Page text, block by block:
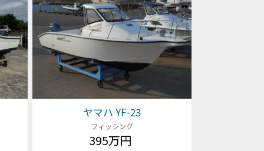
ヤマハ YF-23
フィッシング
395万円